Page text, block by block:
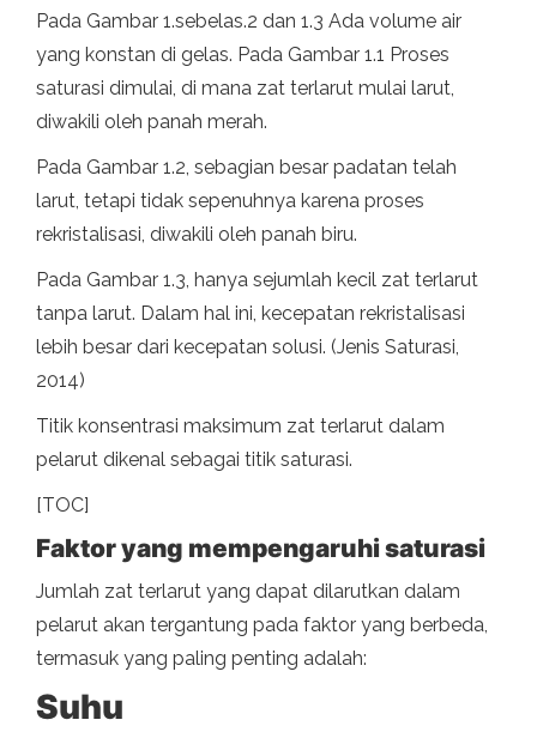
Pada Gambar 1.sebelas.2 dan 1.3 Ada volume air
yang konstan di gelas. Pada Gambar 1.1 Proses
saturasi dimulai, di mana zat terlarut mulai larut,
diwakili oleh panah merah.
Pada Gambar 1.2, sebagian besar padatan telah
larut, tetapi tidak sepenuhnya karena proses
rekristalisasi, diwakili oleh panah biru.
Pada Gambar 1.3, hanya sejumlah kecil zat terlarut
tanpa larut. Dalam hal ini, kecepatan rekristalisasi
lebih besar dari kecepatan solusi. (Jenis Saturasi,
2014)
Titik konsentrasi maksimum zat terlarut dalam
pelarut dikenal sebagai titik saturasi.
[TOC]
Faktor yang mempengaruhi saturasi
Jumlah zat terlarut yang dapat dilarutkan dalam
pelarut akan tergantung pada faktor yang berbeda,
termasuk yang paling penting adalah:
Suhu